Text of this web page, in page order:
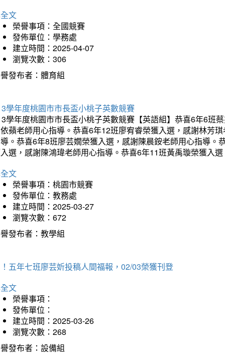
文
榮譽事項：全國競賽
發佈單位：學務處
建立時間：2025-04-07
瀏覽次數：306
發布者：體育組
學年度桃園市市長盃小桃子英數競賽
學年度桃園市市長盃小桃子英數競賽【英語組】恭喜6年6班
蘋老師用心指導。恭喜6年12班廖宥睿榮獲入選，感謝林芳
。恭喜6年8班廖芸嫺榮獲入選，感謝陳晨銨老師用心指導
選，感謝陳鴻瑋老師用心指導。恭喜6年11班黃禹璇榮獲入
文
榮譽事項：桃園市競賽
發佈單位：教務處
建立時間：2025-03-27
瀏覽次數：672
發布者：教學組
五年七班廖芸妡投稿人間福報，02/03榮獲刊登
文
榮譽事項：
發佈單位：
建立時間：2025-03-26
瀏覽次數：268
發布者：設備組